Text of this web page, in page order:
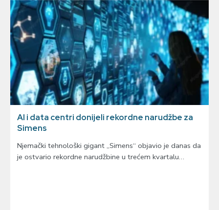
AI i data centri donijeli rekordne narudžbe za
Simens
Njemački tehnološki gigant „Simens“ objavio je danas da
je ostvario rekordne narudžbine u trećem kvartalu…